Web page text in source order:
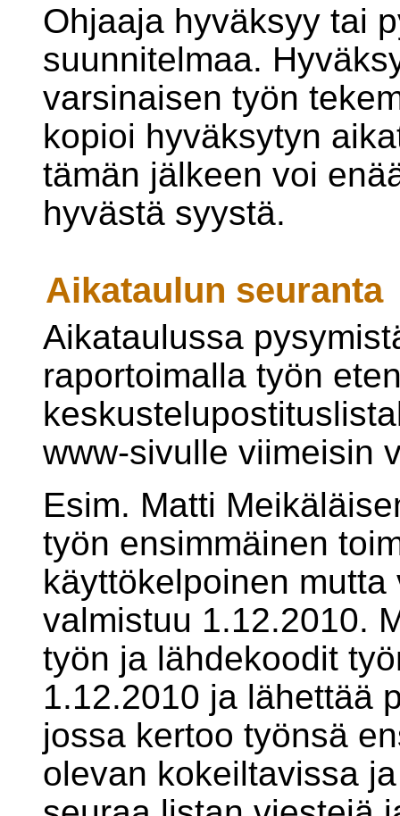
Ohjaaja hyväksyy tai
suunnitelmaa.
varsinaisen työn
kopioi hyväksytyn
tämän jälkeen voi
hyvästä syystä.
Aikataulun seuranta
Aikataulussa
raportoimalla työn
www-sivulle viimeisin
Esim. Matti
työn ensimmäinen
käyttökelpoinen
valmistuu 1.12.2010.
työn ja lähdekoodit
1.12.2010 ja lähettää
jossa kertoo työnsä
olevan kokeiltavissa